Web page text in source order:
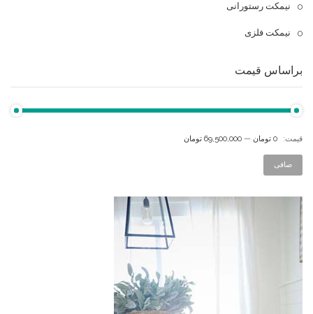
نیمکت رستورانی
نیمکت فلزی
براساس قیمت
صافی
قيمت: 0 تومان — 69,500,000 تومان